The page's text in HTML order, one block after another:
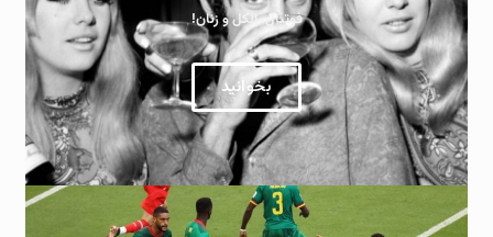
فوتبال، الکل و زنان!
بخوانید